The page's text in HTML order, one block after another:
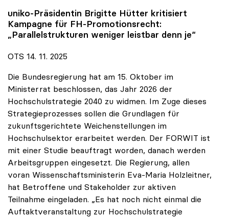
uniko-Präsidentin Brigitte Hütter kritisiert
Kampagne für FH-Promotionsrecht:
„Parallelstrukturen weniger leistbar denn je“
OTS 14. 11. 2025
Die Bundesregierung hat am 15. Oktober im
Ministerrat beschlossen, das Jahr 2026 der
Hochschulstrategie 2040 zu widmen. Im Zuge dieses
Strategieprozesses sollen die Grundlagen für
zukunftsgerichtete Weichenstellungen im
Hochschulsektor erarbeitet werden. Der FORWIT ist
mit einer Studie beauftragt worden, danach werden
Arbeitsgruppen eingesetzt. Die Regierung, allen
voran Wissenschaftsministerin Eva-Maria Holzleitner,
hat Betroffene und Stakeholder zur aktiven
Teilnahme eingeladen. „Es hat noch nicht einmal die
Auftaktveranstaltung zur Hochschulstrategie